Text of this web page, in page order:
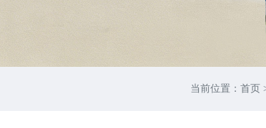
当前位置： 首页